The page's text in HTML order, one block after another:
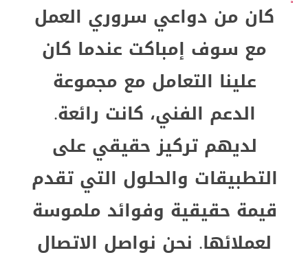
كان من دواعي سروري العمل
مع سوف إمباكت عندما كان
علينا التعامل مع مجموعة
الدعم الفني، كانت رائعة.
لديهم تركيز حقيقي على
التطبيقات والحلول التي تقدم
قيمة حقيقية وفوائد ملموسة
لعملائها. نحن نواصل الاتصال